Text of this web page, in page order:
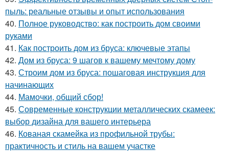
пыль: реальные отзывы и опыт использования
40. Полное руководство: как построить дом своими
руками
41. Как построить дом из бруса: ключевые этапы
42. Дом из бруса: 9 шагов к вашему мечтому дому
43. Строим дом из бруса: пошаговая инструкция для
начинающих
44. Мамочки, общий сбор!
45. Современные конструкции металлических скамеек:
выбор дизайна для вашего интерьера
46. Кованая скамейка из профильной трубы:
практичность и стиль на вашем участке